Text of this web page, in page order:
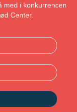
i konkurrencen
Center.